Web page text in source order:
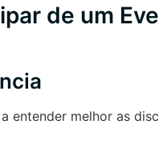
de um
entender melhor as